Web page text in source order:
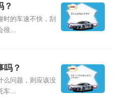
？
时的车速不快，刮
...
吗？
么问题，则应该没
车...